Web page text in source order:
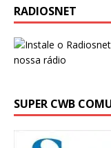
RADIOSNET
SUPER CWB